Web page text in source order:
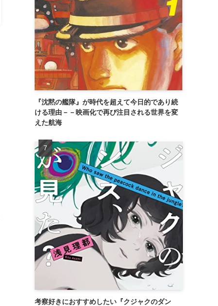
『沈黙の艦隊』が時代を超えて今日的であり続
ける理由－－映画化で再び注目される世界を変
えた航海
考察好きにおすすめしたい『クジャクのダン